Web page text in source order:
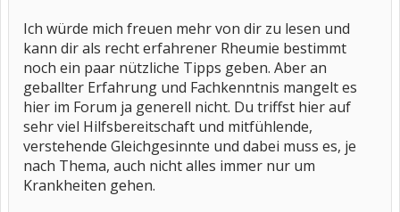
Ich würde mich freuen mehr von dir zu lesen und
kann dir als recht erfahrener Rheumie bestimmt
noch ein paar nützliche Tipps geben. Aber an
geballter Erfahrung und Fachkenntnis mangelt es
hier im Forum ja generell nicht. Du triffst hier auf
sehr viel Hilfsbereitschaft und mitfühlende,
verstehende Gleichgesinnte und dabei muss es, je
nach Thema, auch nicht alles immer nur um
Krankheiten gehen.